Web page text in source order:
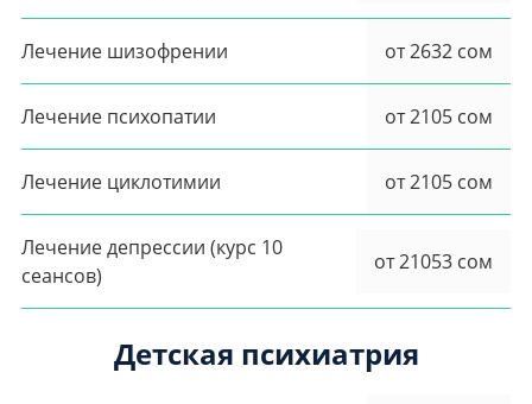
Лечение шизофрении от 2632 сом
Лечение психопатии от 2105 сом
Лечение циклотимии от 2105 сом
Лечение депрессии (курс 10
сеансов)
от 21053 сом
Детская психиатрия